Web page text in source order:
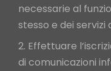
necessarie al
stesso e dei servizi
Effettuare
di comunicazioni